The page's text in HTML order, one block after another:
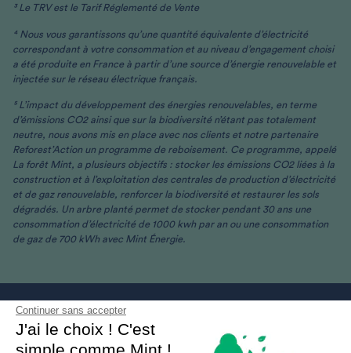
Continuer sans accepter
J'ai le choix ! C'est
simple comme Mint !
³ Le TRV est le Tarif Réglementé de Vente
⁴ Nous vous garantissons qu’une quantité équivalente d’électricité
correspondant à votre consommation et au niveau d’engagement choisi
a été produite en France à partir d’une source d’énergie renouvelable et
injectée sur le réseau électrique français.
⁵ L’impact du développement des énergies renouvelables, en terme
d’émissions CO2 ainsi que sur la biodiversité n’étant pas totalement
neutre, nous avons mis en place avec nos clients et notre partenaire
Reforest’Action un programme de reboisement. Ce programme, appelé
La forêt Mint, a plusieurs objectifs : stocker les émissions CO2 liées à la
construction et à l’exploitation des centrales de production d’électricité
et de gaz renouvelable, renforcer la biodiversité et restaurer les sols
dégradés. Un arbre planté permet de stocker pendant 30 ans une
consommation d’électricité de 1000 kwh par an ou une consommation
de gaz de 700 kWh avec Mint Énergie.